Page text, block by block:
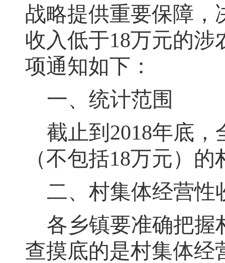
战略提供重要保障，
收入低于18万元的
项通知如下：
一、统计范围
截止到2018年底 ，
（不包括18万元）
二、村集体经营性
各乡镇要准确把握
查摸底的是村集体经